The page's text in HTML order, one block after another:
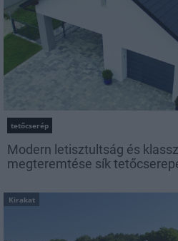
tetőcserép
Modern letisztultság és
megteremtése sík
Kirakat